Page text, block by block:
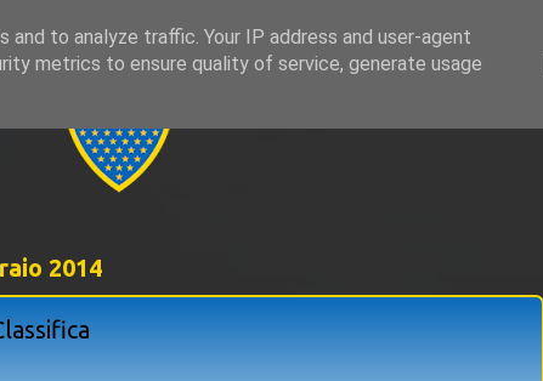
2014
to analyze traffic. Your IP address and user-agent
metrics to ensure quality of service, generate usage